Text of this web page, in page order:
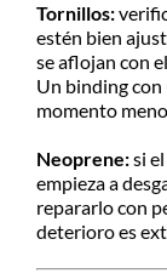
Tornillos:
estén bien
se aflojan con
Un binding
momento
Neoprene:si
empieza a
repararlo con
deterioro es